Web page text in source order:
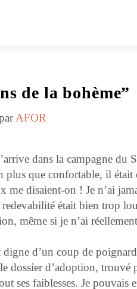
de la bohème”
AFOR
dans la campagne du
plus que confortable, il
me disaient-on ! Je n’ai
était bien trop
même si je n’ai
d’un coup de
dossier d’adoption, trouvé
ses faiblesses. Je